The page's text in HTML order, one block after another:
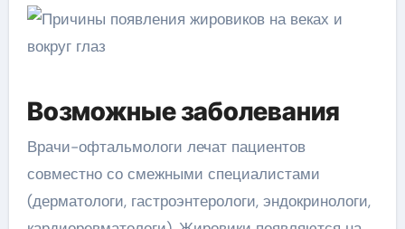
Возможные заболевания
Врачи-офтальмологи лечат пациентов
совместно со смежными специалистами
(дерматологи, гастроэнтерологи, эндокринологи,